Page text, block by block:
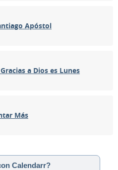
Apóstol
a Dios es Lunes
Más
Calendarr?